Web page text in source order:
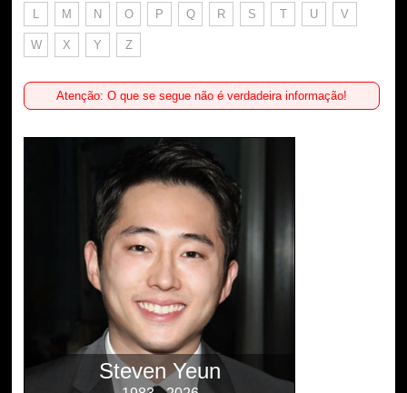
L M N O P Q R S T U V
W X Y Z
Atenção: O que se segue não é verdadeira informação!
Steven Yeun